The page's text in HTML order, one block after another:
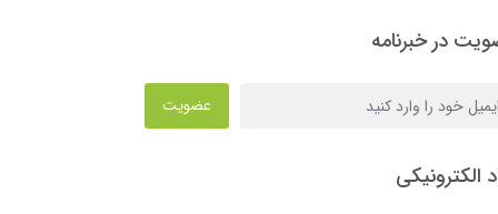
در خبرنامه
عضویت
الکترونیکی